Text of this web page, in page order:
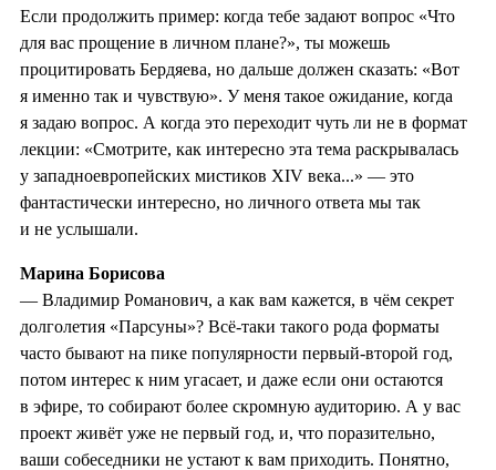
Если продолжить пример: когда тебе задают вопрос «Что
для вас прощение в личном плане?», ты можешь
процитировать Бердяева, но дальше должен сказать: «Вот
я именно так и чувствую». У меня такое ожидание, когда
я задаю вопрос. А когда это переходит чуть ли не в формат
лекции: «Смотрите, как интересно эта тема раскрывалась
у западноевропейских мистиков XIV века...» — это
фантастически интересно, но личного ответа мы так
и не услышали.
Марина Борисова
— Владимир Романович, а как вам кажется, в чём секрет
долголетия «Парсуны»? Всё-таки такого рода форматы
часто бывают на пике популярности первый-второй год,
потом интерес к ним угасает, и даже если они остаются
в эфире, то собирают более скромную аудиторию. А у вас
проект живёт уже не первый год, и, что поразительно,
ваши собеседники не устают к вам приходить. Понятно,